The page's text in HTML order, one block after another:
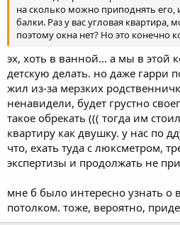
на сколько можно приподнять
балки. Раз у вас угловая квартира,
поэтому окна нет? Но это конечно
эх, хоть в ванной... а мы в этой
детскую делать. но даже гарри
жил из-за мерзких
ненавидели, будет грустно
такое обрекать ((( тогда им
квартиру как двушку. у нас по
что, ехать туда с люксметром,
экспертизы и продолжать не
мне б было интересно узнать
потолком. тоже, вероятно,